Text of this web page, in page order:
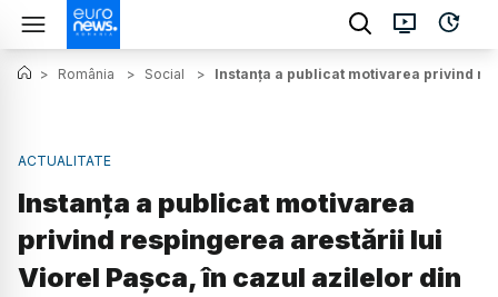
> România > Social > Instanța a publicat motivarea privind
ACTUALITATE
Instanța a publicat motivarea
privind respingerea arestării lui
Viorel Pașca, în cazul azilelor din